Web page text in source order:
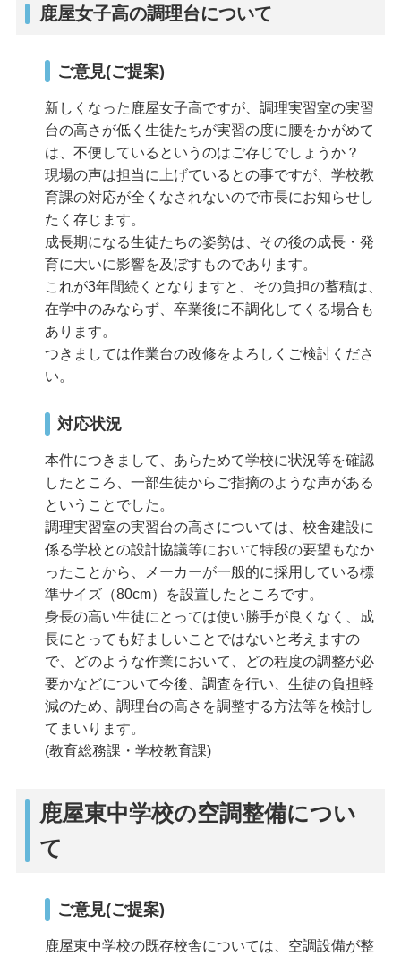
鹿屋女子高の調理台について
ご意見(ご提案)
新しくなった鹿屋女子高ですが、調理実習室の実習
台の高さが低く生徒たちが実習の度に腰をかがめて
は、不便しているというのはご存じでしょうか？
現場の声は担当に上げているとの事ですが、学校教
育課の対応が全くなされないので市長にお知らせし
たく存じます。
成長期になる生徒たちの姿勢は、その後の成長・発
育に大いに影響を及ぼすものであります。
これが3年間続くとなりますと、その負担の蓄積は、
在学中のみならず、卒業後に不調化してくる場合も
あります。
つきましては作業台の改修をよろしくご検討くださ
い。
対応状況
本件につきまして、あらためて学校に状況等を確認
したところ、一部生徒からご指摘のような声がある
ということでした。
調理実習室の実習台の高さについては、校舎建設に
係る学校との設計協議等において特段の要望もなか
ったことから、メーカーが一般的に採用している標
準サイズ（80cm）を設置したところです。
身長の高い生徒にとっては使い勝手が良くなく、成
長にとっても好ましいことではないと考えますの
で、どのような作業において、どの程度の調整が必
要かなどについて今後、調査を行い、生徒の負担軽
減のため、調理台の高さを調整する方法等を検討し
てまいります。
(教育総務課・学校教育課)
鹿屋東中学校の空調整備につい
て
ご意見(ご提案)
鹿屋東中学校の既存校舎については、空調設備が整